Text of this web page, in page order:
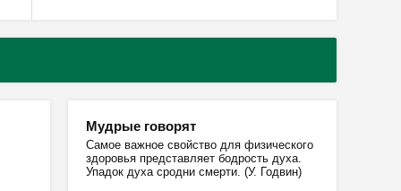
Мудрые говорят
Самое важное свойство для физического
здоровья представляет бодрость духа.
Упадок духа сродни смерти. (У. Годвин)